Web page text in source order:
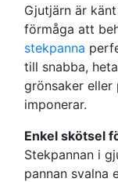
Gjutjärn är
förmåga att
stekpanna
till snabba,
grönsaker
imponerar.
Enkel skötsel
Stekpannan i
pannan svalna